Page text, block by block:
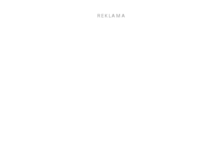
REKLAMA